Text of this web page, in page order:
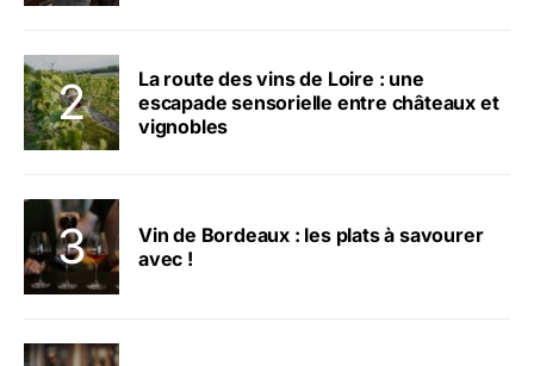
La route des vins de Loire : une
escapade sensorielle entre châteaux et
vignobles
Vin de Bordeaux : les plats à savourer
avec !